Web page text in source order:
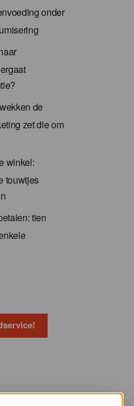
onder
de
zet die om
winkel:
touwtjes
tien